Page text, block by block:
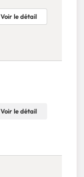
Voir le détail
Voir le détail